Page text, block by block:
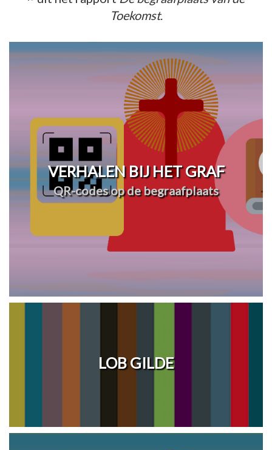
Toekomst.
VERHALEN BIJ HET GRAF
QR-codes op de begraafplaats
LOB GILDE